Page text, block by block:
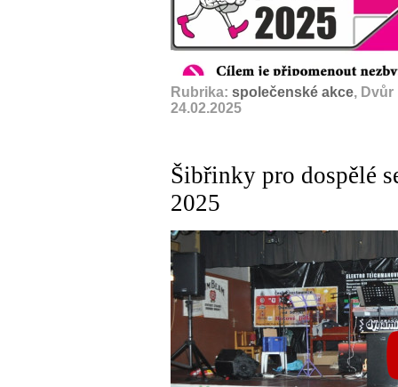
Rubrika: společenské akce, Dvůr
24.02.2025
Šibřinky pro dospělé
2025